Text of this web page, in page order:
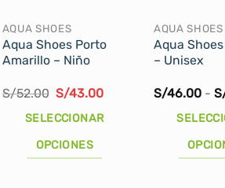
AQUA SHOES
Aqua Shoes Porto
Amarillo – Niño
S/52.00 El
precio
original
S/52.00.
S/43.00El
actual
SELECCIONAR
OPCIONES
AQUA SHOES
Aqua
– Unisex
S/46.00 -